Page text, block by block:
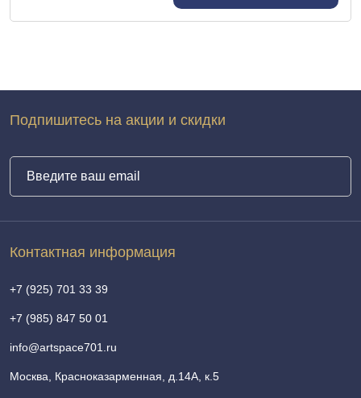
Контактная информация
+7 (925) 701 33 39
+7 (985) 847 50 01
info@artspace701.ru
Москва, Красноказарменная, д.14А, к.5
Подпишитесь на акции и скидки